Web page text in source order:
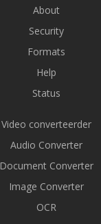
About
Security
Formats
Help
Status
Video converteerder
Audio Converter
Document Converter
Image Converter
OCR